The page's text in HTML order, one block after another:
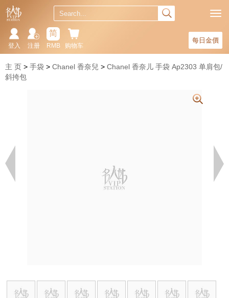
每日金價
购物车
简
RMB
注册
登入
主 页 手袋 Chanel 香奈兒
Chanel 香奈儿 手袋 Ap2303 单肩包/
斜挎包